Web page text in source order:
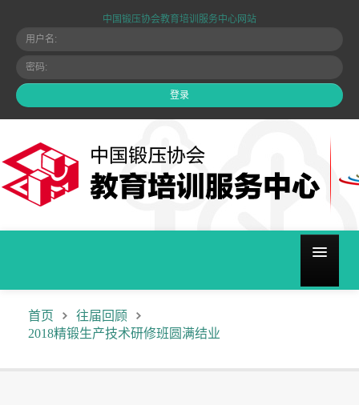
中国锻压协会教育培训服务中心网站
关于我们
首页
往届回顾
2018精锻生产技术研修班圆满结业